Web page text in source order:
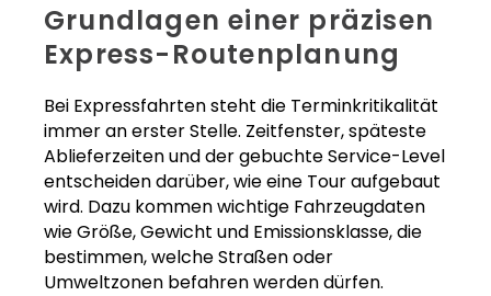
Grundlagen einer präzisen
Express-Routenplanung
Bei Expressfahrten steht die Terminkritikalität
immer an erster Stelle. Zeitfenster, späteste
Ablieferzeiten und der gebuchte Service-Level
entscheiden darüber, wie eine Tour aufgebaut
wird. Dazu kommen wichtige Fahrzeugdaten
wie Größe, Gewicht und Emissionsklasse, die
bestimmen, welche Straßen oder
Umweltzonen befahren werden dürfen.